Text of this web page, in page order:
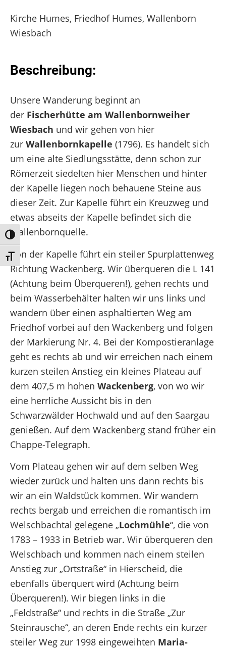
Umschalten auf hohe Kontraste
Schrift vergrößern
Kirche Humes, Friedhof Humes, Wallenborn
Wiesbach
Beschreibung:
Unsere Wanderung beginnt an
der Fischerhütte am Wallenbornweiher
Wiesbach und wir gehen von hier
zur Wallenbornkapelle (1796). Es handelt sich
um eine alte Siedlungsstätte, denn schon zur
Römerzeit siedelten hier Menschen und hinter
der Kapelle liegen noch behauene Steine aus
dieser Zeit. Zur Kapelle führt ein Kreuzweg und
etwas abseits der Kapelle befindet sich die
Wallenbornquelle.
Von der Kapelle führt ein steiler Spurplattenweg
Richtung Wackenberg. Wir überqueren die L 141
(Achtung beim Überqueren!), gehen rechts und
beim Wasserbehälter halten wir uns links und
wandern über einen asphaltierten Weg am
Friedhof vorbei auf den Wackenberg und folgen
der Markierung Nr. 4. Bei der Kompostieranlage
geht es rechts ab und wir erreichen nach einem
kurzen steilen Anstieg ein kleines Plateau auf
dem 407,5 m hohen Wackenberg, von wo wir
eine herrliche Aussicht bis in den
Schwarzwälder Hochwald und auf den Saargau
genießen. Auf dem Wackenberg stand früher ein
Chappe-Telegraph.
Vom Plateau gehen wir auf dem selben Weg
wieder zurück und halten uns dann rechts bis
wir an ein Waldstück kommen. Wir wandern
rechts bergab und erreichen die romantisch im
Welschbachtal gelegene „Lochmühle“, die von
1783 – 1933 in Betrieb war. Wir überqueren den
Welschbach und kommen nach einem steilen
Anstieg zur „Ortstraße“ in Hierscheid, die
ebenfalls überquert wird (Achtung beim
Überqueren!). Wir biegen links in die
„Feldstraße“ und rechts in die Straße „Zur
Steinrausche“, an deren Ende rechts ein kurzer
steiler Weg zur 1998 eingeweihten Maria-